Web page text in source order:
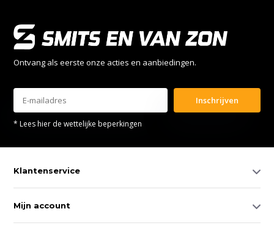
Ontvang als eerste onze acties en aanbiedingen.
Inschrijven
* Lees hier de wettelijke beperkingen
Klantenservice
Mijn account